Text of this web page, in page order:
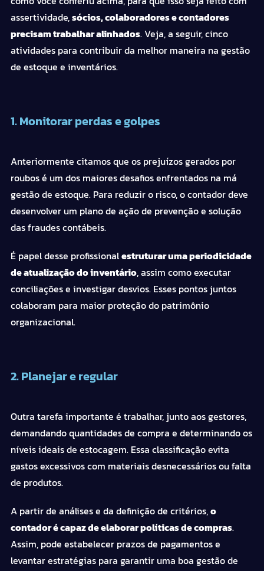
assertividade,sócios, colaboradores econtadores
precisam trabalhar alinhados. Veja, a seguir,cinco
atividades para contribuir da melhor maneira na gestão
de estoque e inventários.
1. Monitorar perdas e golpes
Anteriormente citamos que os prejuízos gerados por
roubos é um dos maiores desafios enfrentados na má
gestão de estoque. Para reduzir o risco, ocontadordeve
desenvolver um plano de ação de prevenção e solução
dasfraudes contábeis.
É papel desse profissionalestruturar uma periodicidade
de atualização doinventário, assim como executar
conciliações e investigar desvios. Esses pontos juntos
colaboram para maior proteção do patrimônio
organizacional.
2. Planejar e regular
Outra tarefa importante é trabalhar, junto aos gestores,
demandando quantidades de compra e determinando os
níveis ideais de estocagem. Essa classificação evita
gastos excessivos com materiais desnecessários ou falta
de produtos.
A partir de análises e da definição de critérios,o
contadoré capaz de elaborar políticas de compras.
Assim, pode estabelecer prazos de pagamentos e
levantar estratégias para garantir uma boa gestão de